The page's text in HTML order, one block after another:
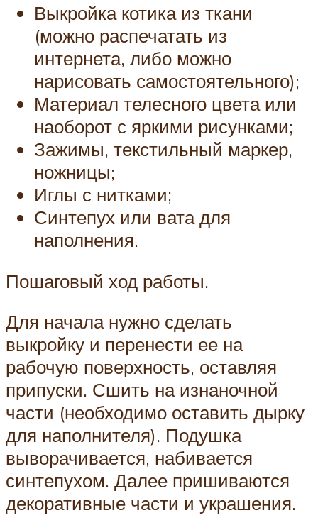
Выкройка котика из ткани
(можно распечатать из
интернета, либо можно
нарисовать самостоятельного);
Материал телесного цвета или
наоборот с яркими рисунками;
Зажимы, текстильный маркер,
ножницы;
Иглы с нитками;
Синтепух или вата для
наполнения.
Пошаговый ход работы.
Для начала нужно сделать
выкройку и перенести ее на
рабочую поверхность, оставляя
припуски. Сшить на изнаночной
части (необходимо оставить дырку
для наполнителя). Подушка
выворачивается, набивается
синтепухом. Далее пришиваются
декоративные части и украшения.